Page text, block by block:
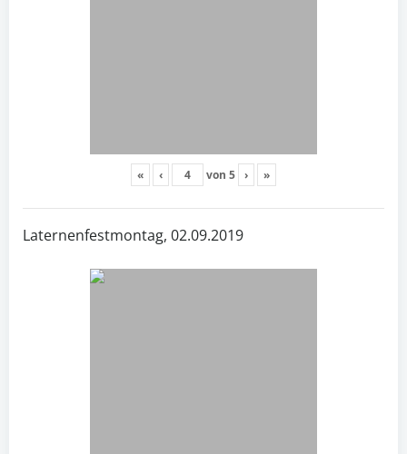
« ‹ von 5 › »
Laternenfestmontag, 02.09.2019